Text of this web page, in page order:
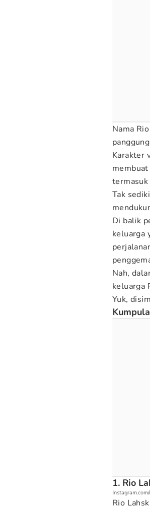
Nama
panggung
Karakter
termasuk
Tak
Di balik
keluarga
Nah,
keluarga
Yuk,
1. Rio
Rio